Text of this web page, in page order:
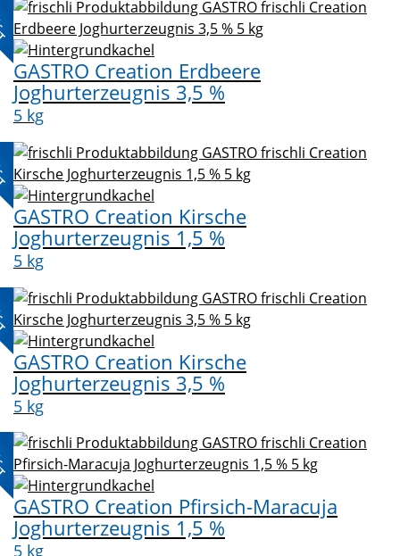
GASTRO Creation Erdbeere
Joghurterzeugnis 3,5 %
5 kg
GASTRO Creation Kirsche
Joghurterzeugnis 1,5 %
5 kg
GASTRO Creation Kirsche
Joghurterzeugnis 3,5 %
5 kg
GASTRO Creation Pfirsich-Maracuja
Joghurterzeugnis 1,5 %
5 kg